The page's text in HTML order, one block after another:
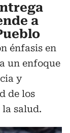
a
énfasis en
un enfoque
y
de los
la salud.